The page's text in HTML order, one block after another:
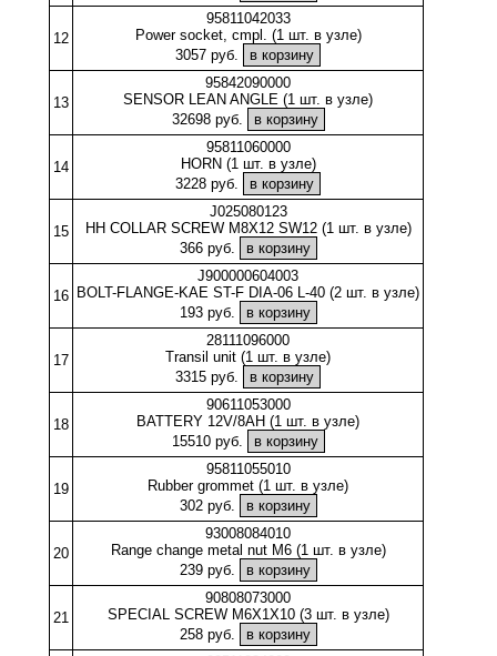
12
95811042033
Power socket, cmpl. (1 шт. в узле)
3057 руб.
13
95842090000
SENSOR LEAN ANGLE (1 шт. в узле)
32698 руб.
14
95811060000
HORN (1 шт. в узле)
3228 руб.
15
J025080123
HH COLLAR SCREW M8X12 SW12 (1 шт. в узле)
366 руб.
16
J900000604003
BOLT-FLANGE-KAE ST-F DIA-06 L-40 (2 шт. в узле)
193 руб.
17
28111096000
Transil unit (1 шт. в узле)
3315 руб.
18
90611053000
BATTERY 12V/8AH (1 шт. в узле)
15510 руб.
19
95811055010
Rubber grommet (1 шт. в узле)
302 руб.
20
93008084010
Range change metal nut M6 (1 шт. в узле)
239 руб.
21
90808073000
SPECIAL SCREW M6X1X10 (3 шт. в узле)
258 руб.